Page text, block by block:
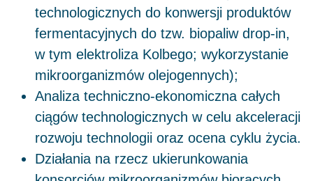
technologicznych do konwersji produktów
fermentacyjnych do tzw. biopaliw drop-in,
w tym elektroliza Kolbego; wykorzystanie
mikroorganizmów olejogennych);
Analiza techniczno-ekonomiczna całych
ciągów technologicznych w celu akceleracji
rozwoju technologii oraz ocena cyklu życia.
Działania na rzecz ukierunkowania